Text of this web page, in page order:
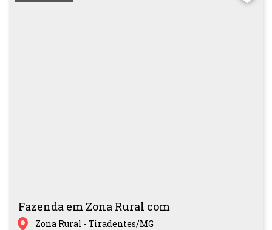
Fazenda em Zona Rural com
Zona Rural - Tiradentes/MG